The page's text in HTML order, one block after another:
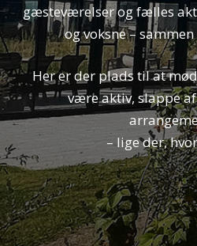
gæsteværelser og fælles
og voksne –
Her er der plads til at
være aktiv, slappe
– lige der,